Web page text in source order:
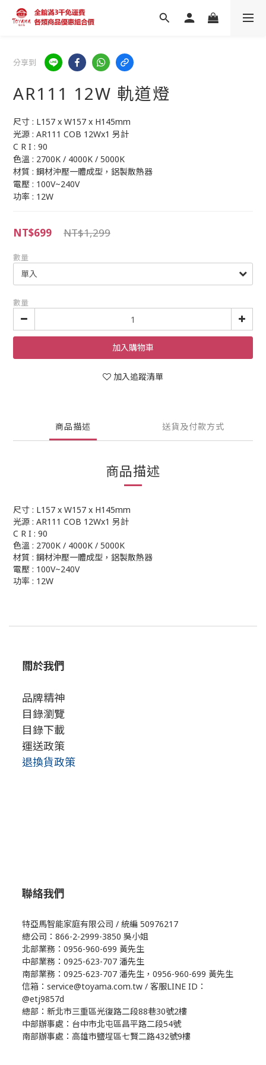
分享到
AR111 12W 軌道燈
尺寸 : L157 x W157 x H145mm
光源 : AR111 COB 12Wx1 另計
C R I : 90
色溫 : 2700K / 4000K / 5000K
材質 : 鋼材沖壓一體成型，鋁製散熱器
電壓 : 100V~240V
功率 : 12W
NT$1,299
NT$699
數量
數量
加入購物車
加入追蹤清單
商品描述 送貨及付款方式
商品描述
尺寸 : L157 x W157 x H145mm
光源 : AR111 COB 12Wx1 另計
C R I : 90
色溫 : 2700K / 4000K / 5000K
材質 : 鋼材沖壓一體成型，鋁製散熱器
電壓 : 100V~240V
功率 : 12W
關於我們
品牌精神
目錄瀏覽
目錄下載
運送政策
退換貨政策
聯絡我們
特亞馬智能家庭有限公司 / 統編 50976217
總公司：866-2-2999-3850 吳小姐
北部業務：0956-960-699 黃先生
中部業務：0925-623-707 潘先生
南部業務：0925-623-707 潘先生，0956-960-699 黃先生
信箱：service@toyama.com.tw / 客服LINE ID：
@etj9857d
總部：新北市三重區光復路二段88巷30號2樓
中部辦事處：台中市北屯區昌平路二段54號
南部辦事處：高雄市鹽埕區七賢二路432號9樓